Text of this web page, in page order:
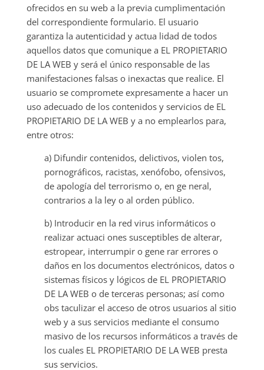
ofrecidos en su web a la previa cumplimentación
del correspondiente formulario. El usuario
garantiza la autenticidad y actua lidad de todos
aquellos datos que comunique a EL PROPIETARIO
DE LA WEB y será el único responsable de las
manifestaciones falsas o inexactas que realice. El
usuario se compromete expresamente a hacer un
uso adecuado de los contenidos y servicios de EL
PROPIETARIO DE LA WEB y a no emplearlos para,
entre otros:
a) Difundir contenidos, delictivos, violen tos,
pornográficos, racistas, xenófobo, ofensivos,
de apología del terrorismo o, en ge neral,
contrarios a la ley o al orden público.
b) Introducir en la red virus informáticos o
realizar actuaci ones susceptibles de alterar,
estropear, interrumpir o gene rar errores o
daños en los documentos electrónicos, datos o
sistemas físicos y lógicos de EL PROPIETARIO
DE LA WEB o de terceras personas; así como
obs taculizar el acceso de otros usuarios al sitio
web y a sus servicios mediante el consumo
masivo de los recursos informáticos a través de
los cuales EL PROPIETARIO DE LA WEB presta
sus servicios.